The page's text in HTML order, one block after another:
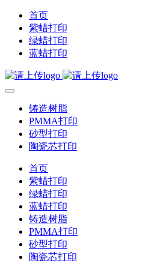
首页
紫蜡打印
绿蜡打印
蓝蜡打印
铸造树脂
PMMA打印
砂型打印
陶瓷芯打印
首页
紫蜡打印
绿蜡打印
蓝蜡打印
铸造树脂
PMMA打印
砂型打印
陶瓷芯打印